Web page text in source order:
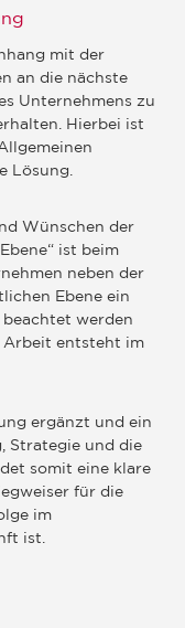
mit der
an die nächste
Unternehmens zu
Hierbei ist
Lösung.
Wünschen der
ist beim
neben der
Ebene ein
werden
Arbeit entsteht im
ergänzt und ein
Strategie und die
somit eine klare
für die
im
ist.